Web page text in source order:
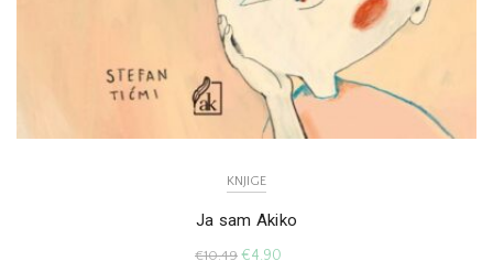
KNJIGE
Ja sam Akiko
€10.49 €4.90